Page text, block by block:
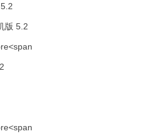
版 5.2
41.8.14-31 [0]
s